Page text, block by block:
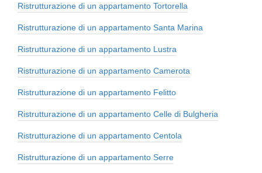
Ristrutturazione di un appartamento Tortorella
Ristrutturazione di un appartamento Santa Marina
Ristrutturazione di un appartamento Lustra
Ristrutturazione di un appartamento Camerota
Ristrutturazione di un appartamento Felitto
Ristrutturazione di un appartamento Celle di Bulgheria
Ristrutturazione di un appartamento Centola
Ristrutturazione di un appartamento Serre